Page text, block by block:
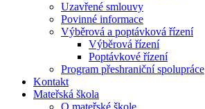
Uzavřené smlouvy
Povinné informace
Výběrová a poptávková řízení
Výběrová řízení
Poptávkové řízení
Program přeshraniční spolupráce
Kontakt
Mateřská škola
O mateřské škole